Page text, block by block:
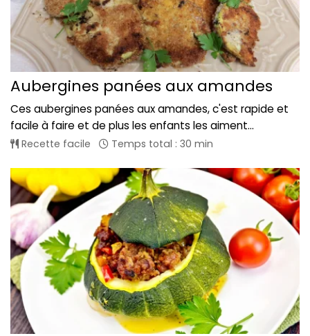
Aubergines panées aux amandes
Ces aubergines panées aux amandes, c'est rapide et
facile à faire et de plus les enfants les aiment...
Recette facile Temps total : 30 min